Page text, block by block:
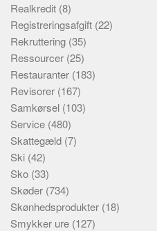
Realkredit (8)
Registreringsafgift (22)
Rekruttering (35)
Ressourcer (25)
Restauranter (183)
Revisorer (167)
Samkørsel (103)
Service (480)
Skattegæld (7)
Ski (42)
Sko (33)
Skøder (734)
Skønhedsprodukter (18)
Smykker ure (127)